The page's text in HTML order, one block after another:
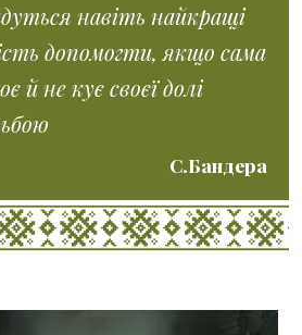
навіть найкращі
допомогти, якщо сама
й не кує своєї долі
С.Бандера